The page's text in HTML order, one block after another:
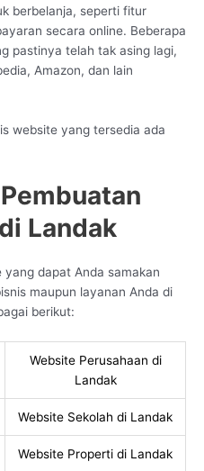
berbelanja, seperti fitur
secara online. Beberapa
pastinya telah tak asing lagi,
Amazon, dan lain
website yang tersedia ada
Landak
dapat Anda samakan
maupun layanan Anda di
berikut:
Website Perusahaan di
Landak
Website Sekolah di Landak
Website Properti di Landak